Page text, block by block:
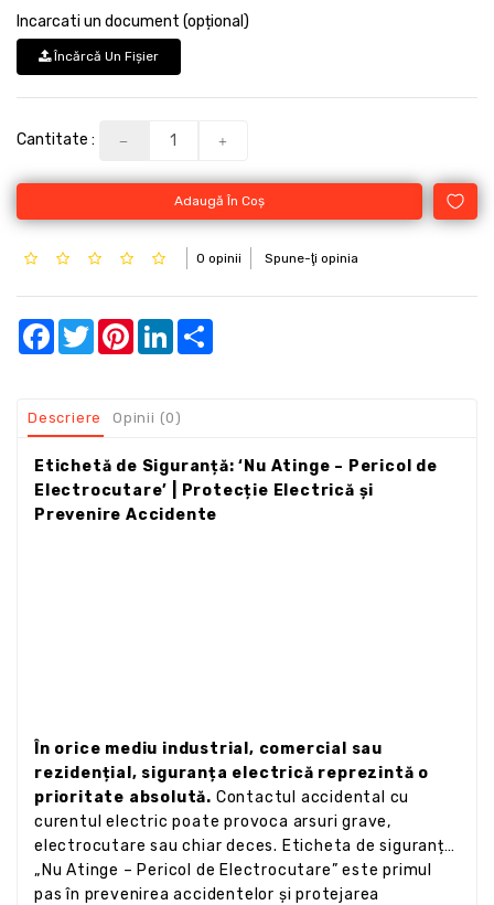
Incarcati un document (opțional)
Încărcă Un Fişier
Cantitate :
Adaugă În Coş
0 opinii Spune-ţi opinia
Facebook
TwitterPinterestLinkedIn
Descriere Opinii (0)
Etichetă de Siguranță: ‘Nu Atinge – Pericol de
Electrocutare’ | Protecție Electrică și
Prevenire Accidente
În orice mediu industrial, comercial sau
rezidențial, siguranța electrică reprezintă o
prioritate absolută. Contactul accidental cu
curentul electric poate provoca arsuri grave,
electrocutare sau chiar deces. Eticheta de siguranță
„Nu Atinge – Pericol de Electrocutare” este primul
pas în prevenirea accidentelor și protejarea